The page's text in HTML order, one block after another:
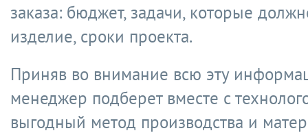
заказа: бюджет, задачи, которые
изделие, сроки проекта.
Приняв во внимание всю эту
менеджер подберет вместе с
выгодный метод производства и